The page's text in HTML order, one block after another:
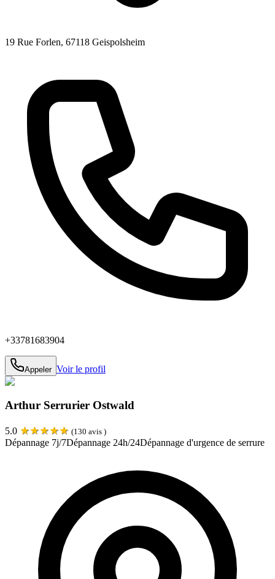
19 Rue Forlen, 67118 Geispolsheim
+33781683904
Appeler Voir le profil
Arthur Serrurier Ostwald
5.0 ★★★★★ (130 avis )
Dépannage 7j/7Dépannage 24h/24Dépannage d'urgence de serrure